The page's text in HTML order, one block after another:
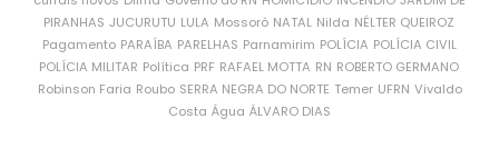
PIRANHAS JUCURUTU LULA Mossoró NATAL Nilda NÉLTER QUEIROZ
Pagamento PARAÍBA PARELHAS Parnamirim POLÍCIA POLÍCIA CIVIL
POLÍCIA MILITAR Política PRF RAFAEL MOTTA RN ROBERTO GERMANO
Robinson Faria Roubo SERRA NEGRA DO NORTE Temer UFRN Vivaldo
Costa Água ÁLVARO DIAS